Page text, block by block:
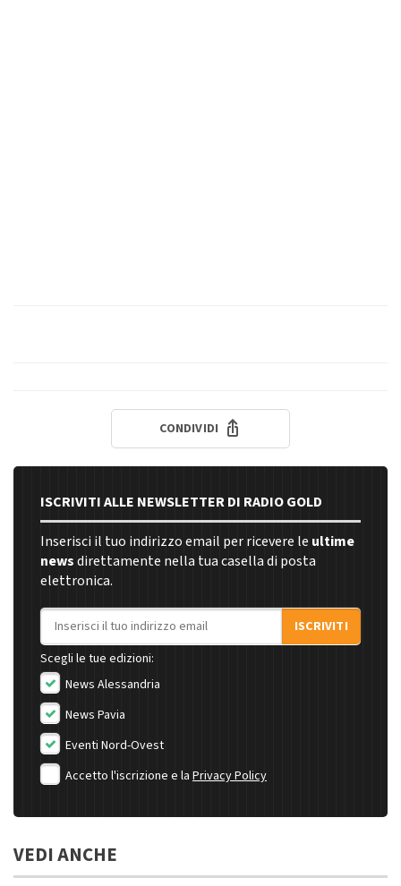
CONDIVIDI
ISCRIVITI ALLE NEWSLETTER DI RADIO GOLD
Inserisci il tuo indirizzo email per ricevere le ultime
newsdirettamente nella tua casella di posta
elettronica.
Indirizzo email
ISCRIVITI
Scegli le tue edizioni:
News Alessandria
News Pavia
Eventi Nord-Ovest
Accetto l'iscrizione e la Privacy Policy
VEDI ANCHE